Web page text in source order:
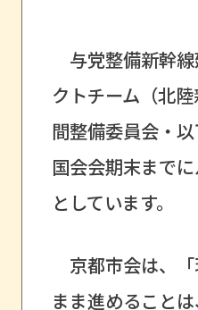
与党整備新幹
クトチーム（北
間整備委員会・以
国会会期末まで
としています。
京都市会は、
まま進めること